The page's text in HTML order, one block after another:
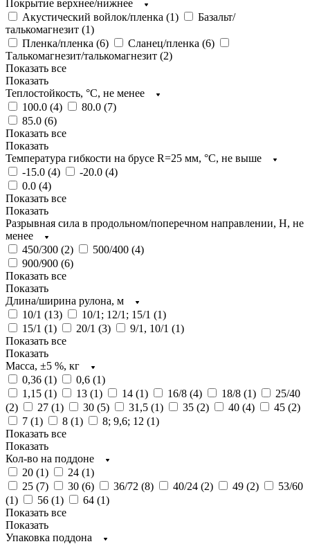
Покрытие верхнее/нижнее
Акустический войлок/пленка (1)
Базальт/
талькомагнезит (1)
Пленка/пленка (6) Сланец/пленка (6)
Талькомагнезит/талькомагнезит (2)
Показать все
Показать
Теплостойкость, °C, не менее
100.0 (4) 80.0 (7)
85.0 (6)
Показать все
Показать
Температура гибкости на брусе R=25 мм, °C, не выше
-15.0 (4) -20.0 (4)
0.0 (4)
Показать все
Показать
Разрывная сила в продольном/поперечном направлении, H, не
менее
450/300 (2) 500/400 (4)
900/900 (6)
Показать все
Показать
Длина/ширина рулона, м
10/1 (13) 10/1; 12/1; 15/1 (1)
15/1 (1) 20/1 (3) 9/1, 10/1 (1)
Показать все
Показать
Масса, ±5 %, кг
0,36 (1) 0,6 (1)
1,15 (1) 13 (1) 14 (1) 16/8 (4) 18/8 (1)
25/40
(2) 27 (1) 30 (5) 31,5 (1) 35 (2) 40 (4) 45 (2)
7 (1) 8 (1) 8; 9,6; 12 (1)
Показать все
Показать
Кол-во на поддоне
20 (1) 24 (1)
25 (7) 30 (6) 36/72 (8) 40/24 (2) 49 (2)
53/60
(1) 56 (1) 64 (1)
Показать все
Показать
Упаковка поддона